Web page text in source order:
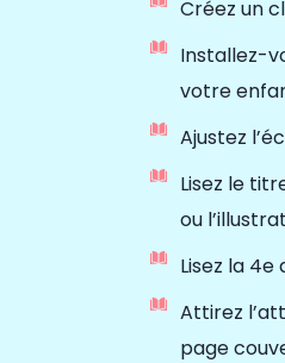
Créez un
Installez-
votre
Ajustez
Lisez le
ou
Lisez la 4e
Attirez
page